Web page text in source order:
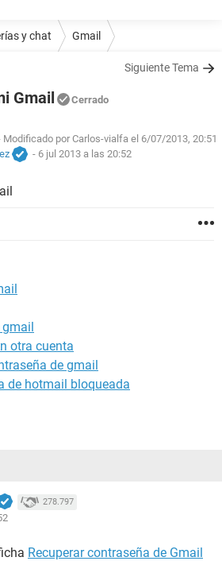
y chat Gmail
Siguiente Tema
Gmail Cerrado
Modificado por Carlos-vialfa el 6/07/2013, 20:51
- 6 jul 2013 a las 20:52
gmail
otra cuenta
de gmail
de hotmail bloqueada
278.797
Recuperar contraseña de Gmail